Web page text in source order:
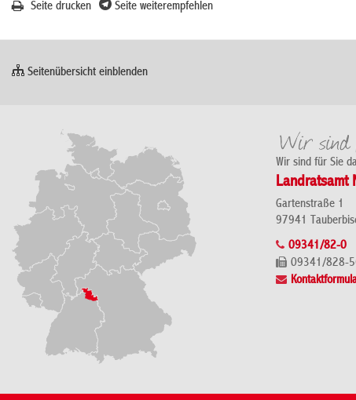
Seite drucken Seite weiterempfehlen
Seitenübersicht einblenden
Wir sind für Sie
Landratsamt
Gartenstraße 1
97941
09341/82-0
09341/828-